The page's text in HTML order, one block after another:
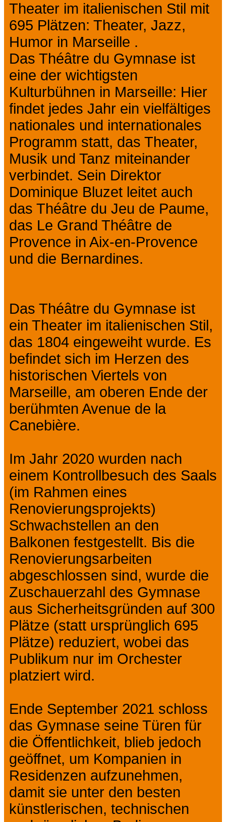
Theater im italienischen Stil mit
695 Plätzen: Theater, Jazz,
Humor in Marseille .
Das Théâtre du Gymnase ist
eine der wichtigsten
Kulturbühnen in Marseille: Hier
findet jedes Jahr ein vielfältiges
nationales und internationales
Programm statt, das Theater,
Musik und Tanz miteinander
verbindet. Sein Direktor
Dominique Bluzet leitet auch
das Théâtre du Jeu de Paume,
das Le Grand Théâtre de
Provence in Aix-en-Provence
und die Bernardines.
Das Théâtre du Gymnase ist
ein Theater im italienischen Stil,
das 1804 eingeweiht wurde. Es
befindet sich im Herzen des
historischen Viertels von
Marseille, am oberen Ende der
berühmten Avenue de la
Canebière.
Im Jahr 2020 wurden nach
einem Kontrollbesuch des Saals
(im Rahmen eines
Renovierungsprojekts)
Schwachstellen an den
Balkonen festgestellt. Bis die
Renovierungsarbeiten
abgeschlossen sind, wurde die
Zuschauerzahl des Gymnase
aus Sicherheitsgründen auf 300
Plätze (statt ursprünglich 695
Plätze) reduziert, wobei das
Publikum nur im Orchester
platziert wird.
Ende September 2021 schloss
das Gymnase seine Türen für
die Öffentlichkeit, blieb jedoch
geöffnet, um Kompanien in
Residenzen aufzunehmen,
damit sie unter den besten
künstlerischen, technischen